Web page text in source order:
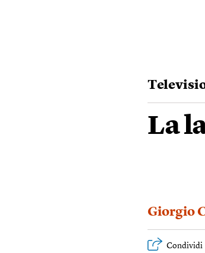
La
Giorgio
Condividi